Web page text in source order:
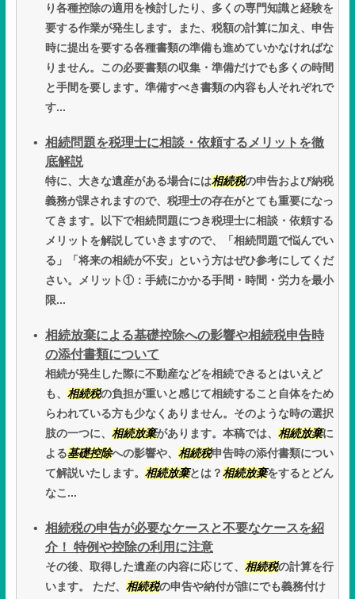
り各種控除の適用を検討したり、多くの専門知識と経験を
要する作業が発生します。また、税額の計算に加え、申告
時に提出を要する各種書類の準備も進めていかなければな
りません。この必要書類の収集・準備だけでも多くの時間
と手間を要します。準備すべき書類の内容も人それぞれで
す...
相続問題を税理士に相談・依頼するメリットを徹
底解説
特に、大きな遺産がある場合には相続税の申告および納税
義務が課されますので、税理士の存在がとても重要になっ
てきます。以下で相続問題につき税理士に相談・依頼する
メリットを解説していきますので、「相続問題で悩んでい
る」「将来の相続が不安」という方はぜひ参考にしてくだ
さい。メリット①：手続にかかる手間・時間・労力を最小
限...
相続放棄による基礎控除への影響や相続税申告時
の添付書類について
相続が発生した際に不動産などを相続できるとはいえど
も、 相続税の負担が重いと感じて相続すること自体をため
らわれている方も少なくありません。そのような時の選択
肢の一つに、 相続放棄があります。本稿では、 相続放棄に
よる基礎控除への影響や、 相続税申告時の添付書類につい
て解説いたします。 相続放棄とは？相続放棄をするとどん
なこ...
相続税の申告が必要なケースと不要なケースを紹
介！ 特例や控除の利用に注意
その後、取得した遺産の内容に応じて、 相続税の計算を行
います。 ただ、 相続税の申告や納付が誰にでも義務付け